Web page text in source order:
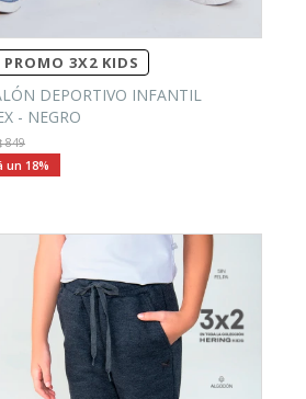
PROMO 3X2 KIDS
DEPORTIVO INFANTIL
- NEGRO
849
18